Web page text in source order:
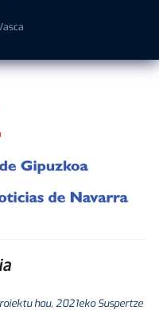
hau, 2021eko Suspertze